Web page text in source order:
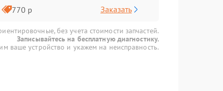
770 р Заказать
без учета стоимости запчастей.
Записывайтесь на бесплатную диагностику.
ваше устройство и укажем на неисправность.